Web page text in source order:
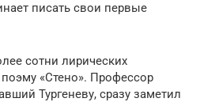
писать свои первые
сотни лирических
«Стено». Профессор
Тургеневу, сразу заметил